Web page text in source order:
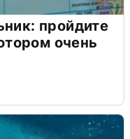
пройдите
очень